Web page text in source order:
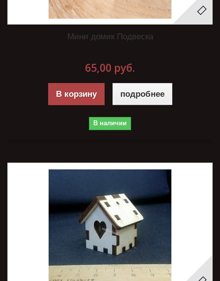
Мини домик Подвеска
65,00 руб.
В корзину подробнее
В наличии